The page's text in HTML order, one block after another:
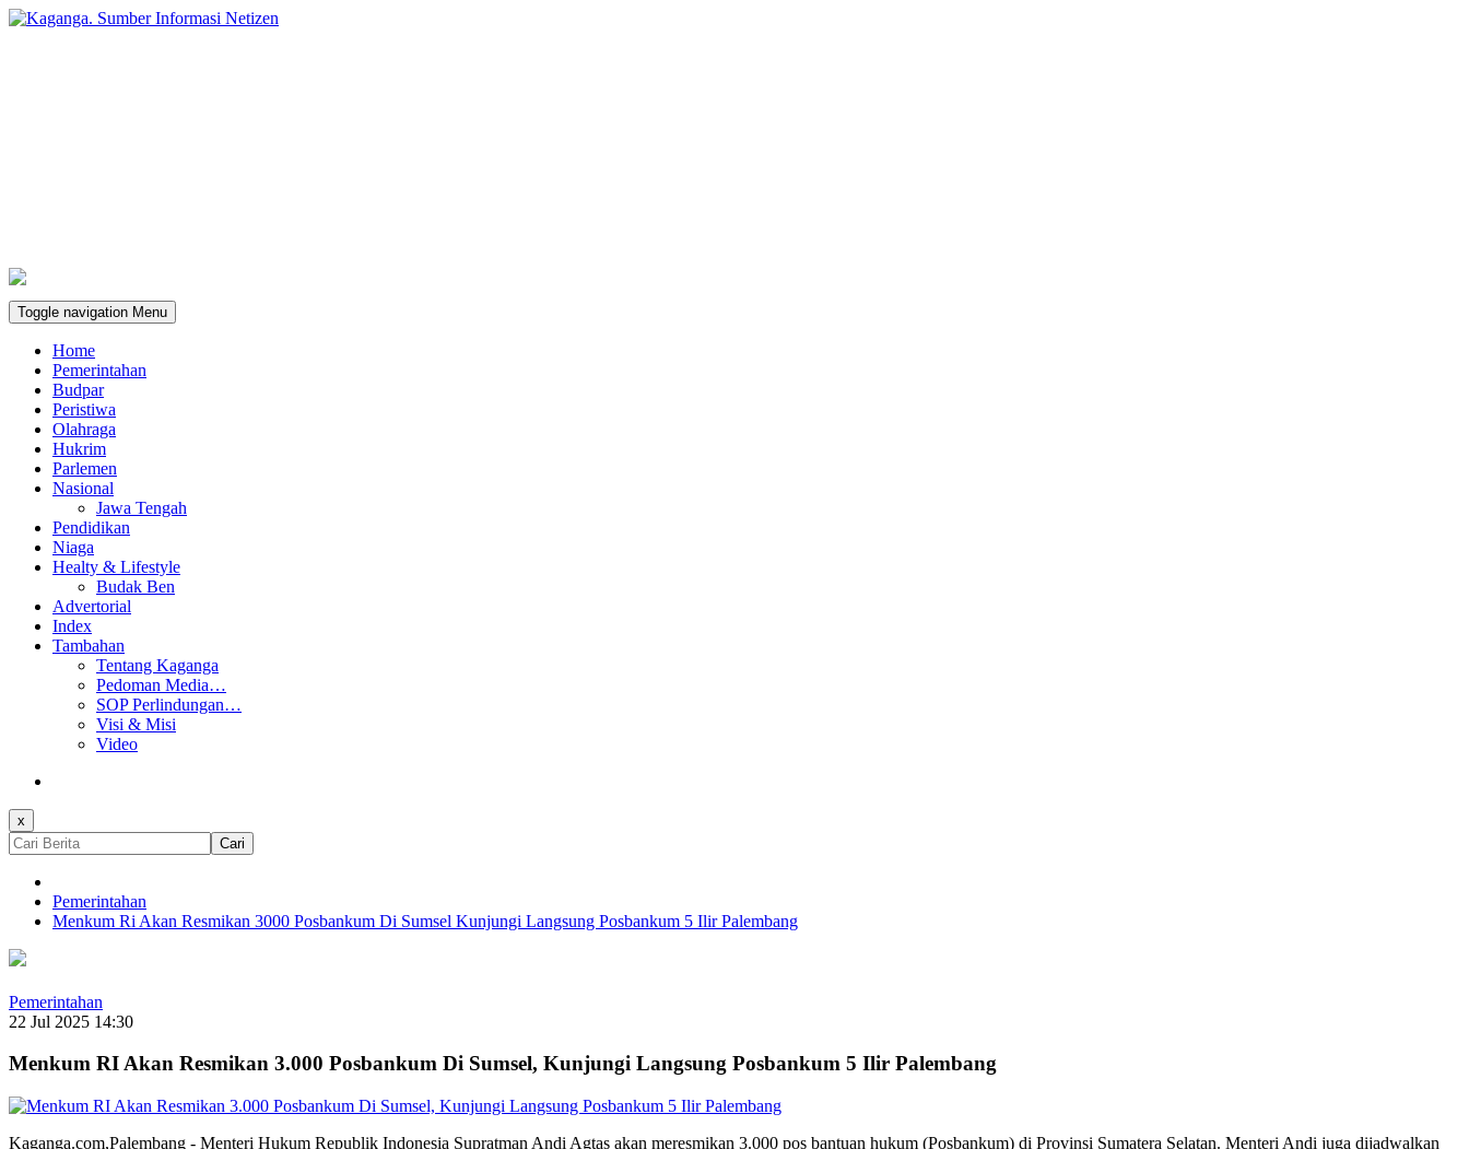
Toggle navigation Menu
Home
Pemerintahan
Budpar
Peristiwa
Olahraga
Hukrim
Parlemen
Nasional
Jawa Tengah
Pendidikan
Niaga
Healty & Lifestyle
Budak Ben
Advertorial
Index
Tambahan
Tentang Kaganga
Pedoman Media…
SOP Perlindungan…
Visi & Misi
Video
x
Cari
Pemerintahan
Menkum Ri Akan Resmikan 3000 Posbankum Di Sumsel Kunjungi Langsung Posbankum 5 Ilir Palembang
Pemerintahan
22 Jul 2025 14:30
Menkum RI Akan Resmikan 3.000 Posbankum Di Sumsel, Kunjungi Langsung Posbankum 5 Ilir Palembang
Kaganga.com,Palembang - Menteri Hukum Republik Indonesia Supratman Andi Agtas akan meresmikan 3.000 pos bantuan hukum (Posbankum) di Provinsi Sumatera Selatan. Menteri Andi juga dijadwalkan